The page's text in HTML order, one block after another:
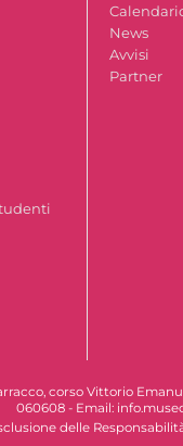
News
Avvisi
Partner
corso Vittorio
060608 - Email:
delle